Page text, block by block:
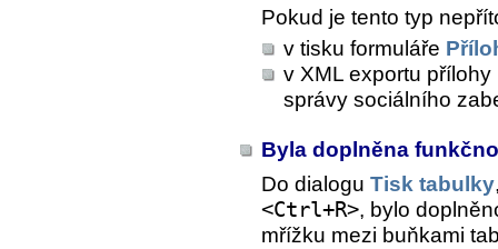
Pokud je tento typ
v tisku formuláře
v XML exportu
správy sociálního
Byla doplněna
Do dialogu Tisk tabulky
<Ctrl+R>, bylo
mřížku mezi buňkami